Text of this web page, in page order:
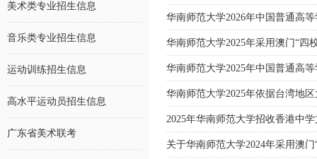
美术类专业招生信息
音乐类专业招生信息
运动训练招生信息
高水平运动员招生信息
广东省美术联考
华南师范大学2026年中国普通高
华南师范大学2025年采用澳门“四
华南师范大学2025年中国普通高
华南师范大学2025年依据台湾地
2025年华南师范大学招收香港中
关于华南师范大学2024年采用澳